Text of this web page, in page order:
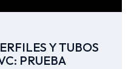
Y TUBOS
PRUEBA